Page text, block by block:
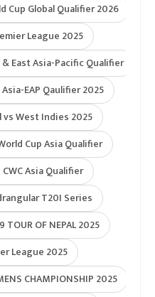
Cup Global Qualifier 2026
League 2025
& East Asia-Pacific Qualifier
EAP Qaulifier 2025
vs West Indies 2025
Cup Asia Qualifier
CWC Asia Qualifier
T20I Series
TOUR OF NEPAL 2025
League 2025
CHAMPIONSHIP 2025